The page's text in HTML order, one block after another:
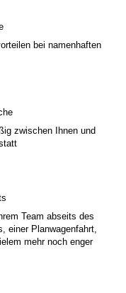
bei namenhaften
zwischen Ihnen und
Team abseits des
einer Planwagenfahrt,
mehr noch enger